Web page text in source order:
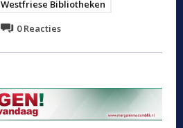
Westfriese Bibliotheken
0Reacties